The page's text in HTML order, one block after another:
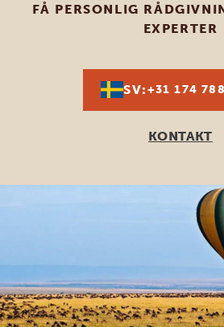
FÅ PERSONLIG
EXPERTER
SV:+31 174
KONTAKT